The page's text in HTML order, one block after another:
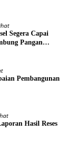
Segera Capai
Pangan
Pembangunan
Hasil Reses